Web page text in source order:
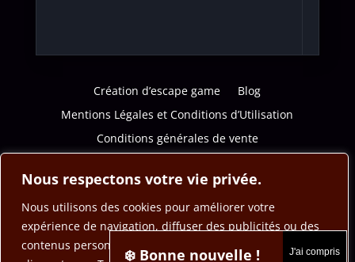
Nous respectons votre vie privée.
Nous utilisons des cookies pour améliorer votre
expérience de navigation, diffuser des publicités ou des
contenus personnalisés et analyser notre trafic. En
Création d’escape game
Blog
Mentions Légales et Conditions d’Utilisation
Conditions générales de vente
❄️ Bonne nouvelle !